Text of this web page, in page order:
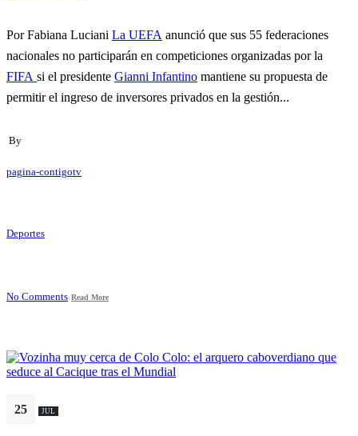
Por Fabiana Luciani La UEFA anunció que sus 55 federaciones
nacionales no participarán en competiciones organizadas por la
FIFA si el presidente Gianni Infantino mantiene su propuesta de
permitir el ingreso de inversores privados en la gestión...
By
pagina-contigotv
Deportes
No Comments Read More
25 JUL